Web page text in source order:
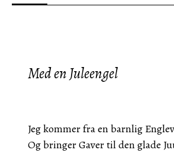
Med en Juleengel
Jeg kommer fra en barnlig
Og bringer Gaver til den glade